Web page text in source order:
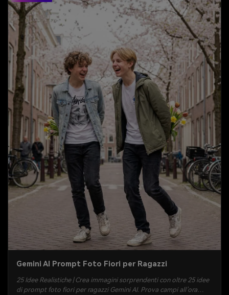
Gemini AI Prompt Foto Fiori per Ragazzi
25 Idee Realistiche | Crea immagini sorprendenti con oltre 25 idee
di prompt foto fiori per ragazzi Gemini AI. Prova campi all’ora